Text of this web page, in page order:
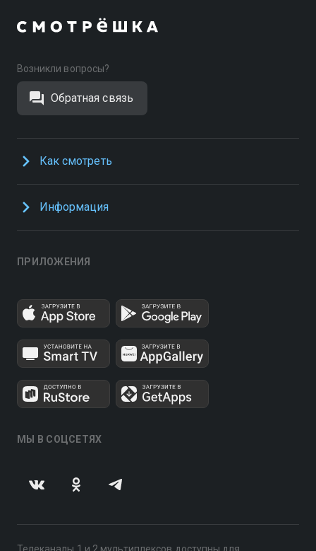
Возникли вопросы?
Обратная связь
Как смотреть
Информация
ПРИЛОЖЕНИЯ
МЫ В СОЦСЕТЯХ